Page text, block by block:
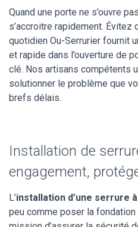
Quand une porte ne s’ouvre
s’accroitre rapidement.
quotidien Ou-Serrurier fournit
et rapide dans l’ouverture de
clé. Nos artisans compétents
solutionner le problème que
brefs délais.
Installation de
engagement,
L’installation d’une serrure
peu comme poser la fondation